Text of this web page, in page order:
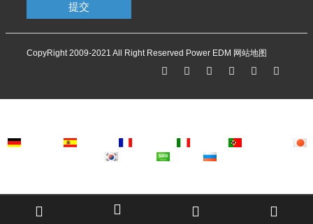
提交
CopyRight 2009-2021 All Right Reserved Power EDM 网站地图